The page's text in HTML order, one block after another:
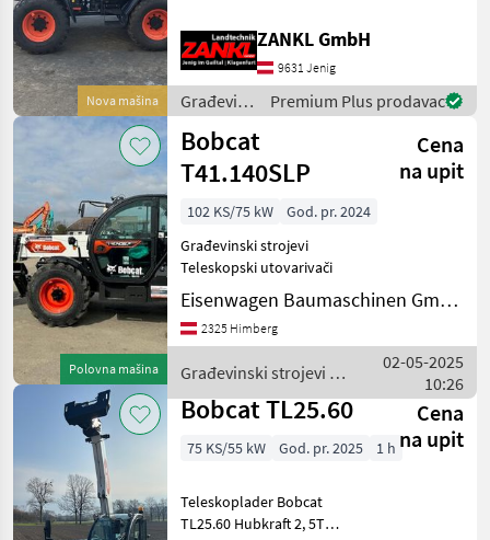
Nova mašina
lageru!! - 69 KS - Kabina s
klima uređajem i grijanjem -
Sjedalo sa zračnim ovjesom
- Ra
ZANKL GmbH
9631 Jenig
Građevinski
strojevi /
Bobcat
Premium Plus prodavac
Polovna mašina
Bobcat
T41.140SLP
Cena
na upit
102 KS/75 kW
God. pr. 2024
Građevinski strojevi
Teleskopski utovarivači
Eisenwagen Baumaschinen GmbH
2325 Himberg
Građevinski strojevi /
Bobcat
02-05-2025
10:26
Bobcat TL25.60
Cena
na upit
75 KS/55 kW God. pr. 2025 1 h
Teleskoplader Bobcat
TL25.60 Hubkraft 2, 5T